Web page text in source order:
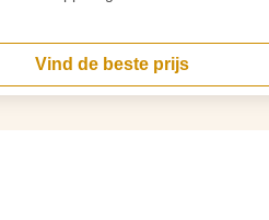
Vind de beste prijs